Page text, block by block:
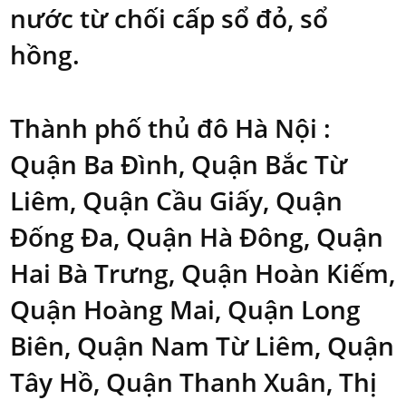
nước từ chối cấp sổ đỏ, sổ
hồng.
Thành phố thủ đô Hà Nội :
Quận Ba Đình, Quận Bắc Từ
Liêm, Quận Cầu Giấy, Quận
Đống Đa, Quận Hà Đông, Quận
Hai Bà Trưng, Quận Hoàn Kiếm,
Quận Hoàng Mai, Quận Long
Biên, Quận Nam Từ Liêm, Quận
Tây Hồ, Quận Thanh Xuân, Thị